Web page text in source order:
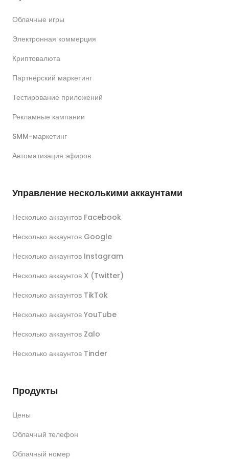
Облачные игры
Электронная коммерция
Криптовалюта
Партнёрский маркетинг
Тестирование приложений
Рекламные кампании
SMM-маркетинг
Автоматизация эфиров
Управление несколькими аккаунтами
Несколько аккаунтов Facebook
Несколько аккаунтов Google
Несколько аккаунтов Instagram
Несколько аккаунтов X (Twitter)
Несколько аккаунтов TikTok
Несколько аккаунтов YouTube
Несколько аккаунтов Zalo
Несколько аккаунтов Tinder
Продукты
Цены
Облачный телефон
Облачный номер